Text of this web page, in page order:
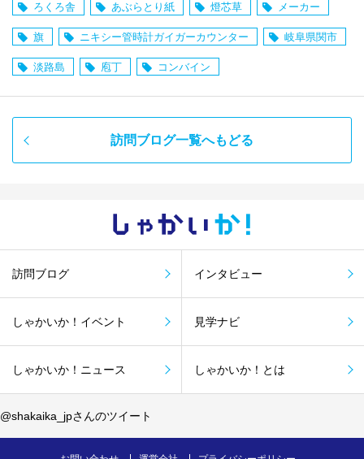
ろくろ舎 あぶらとり紙 燈芯草 メーカー
旗 ニキシー管時計ガイガーカウンター 岐阜県関市
淡路島 庖丁 コンバイン
訪問ブログ一覧へもどる
しゃかい か！
訪問ブログ インタビュー
しゃかいか！イベント 見学ナビ
しゃかいか！ニュース しゃかいか！とは
@shakaika_jpさんのツイート